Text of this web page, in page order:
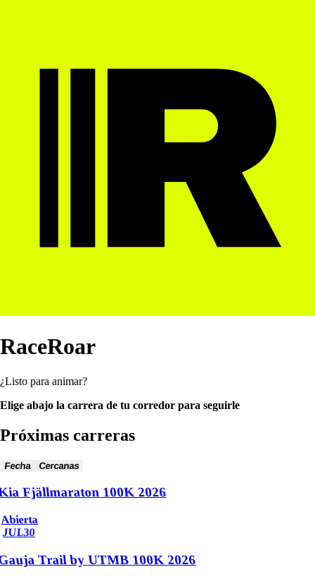
RaceRoar
¿Listo para animar?
Elige abajo la carrera de tu corredor para seguirle
Próximas carreras
Fecha Cercanas
Fjällmaraton 100K 2026
Abierta
JUL30
Trail by UTMB 100K 2026